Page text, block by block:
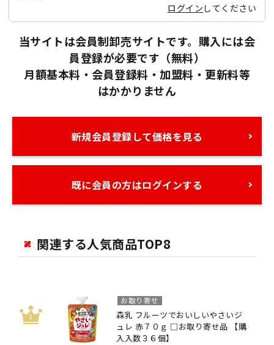
ログイン してください
当サイトは会員制卸売サイトです。購入には会
員登録が必要です（無料）
月額基本料・会員登録料・加盟料・更新料等
はかかりません
新規会員登録して価格を見る
既に会員の方はログインする
関連する人気商品TOP8
森乳 フルーツでおいしいやさいジ
ュレ 赤７０ｇ □お取り寄せ品 【購
入入数３６個】
お取り寄せ